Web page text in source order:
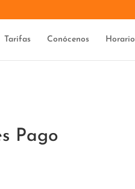
Tarifas Conócenos Horario
Pago